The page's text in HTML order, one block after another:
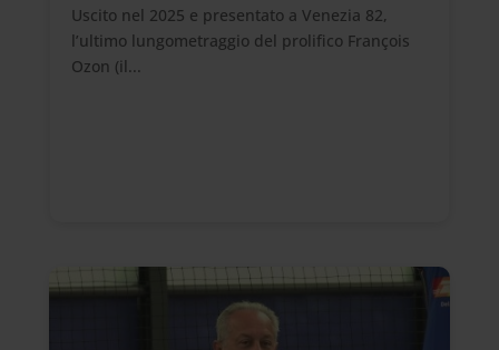
Uscito nel 2025 e presentato a Venezia 82,
l’ultimo lungometraggio del prolifico François
Ozon (il...